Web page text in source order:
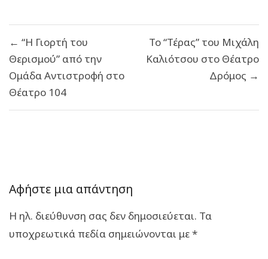
άρθρων
← “Η Γιορτή του
Θερισμού” από την
Ομάδα Αντιστροφή στο
Θέατρο 104
Το “Τέρας” του Μιχάλη
Καλιότσου στο Θέατρο
Δρόμος →
Αφήστε μια απάντηση
Η ηλ. διεύθυνση σας δεν δημοσιεύεται. Τα
υποχρεωτικά πεδία σημειώνονται με*